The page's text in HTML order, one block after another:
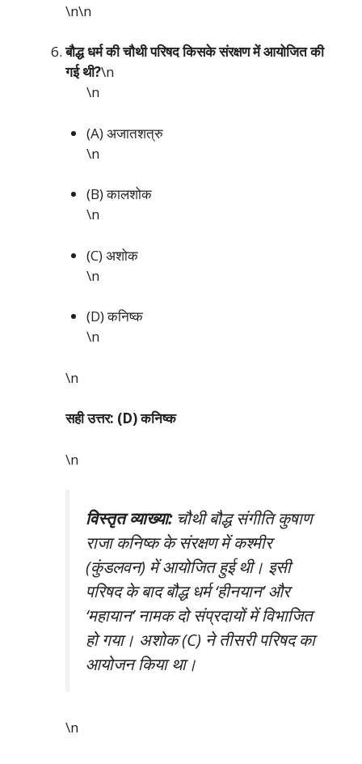
\n\n
बौद्ध धर्म की चौथी परिषद किसके संरक्षण में आयोजित की
गई थी?\n
\n
(A) अजातशत्रु
\n
(B) कालशोक
\n
(C) अशोक
\n
(D) कनिष्क
\n
\n
सही उत्तर: (D) कनिष्क
\n
विस्तृत व्याख्या:चौथी बौद्ध संगीति कुषाण
राजा कनिष्क के संरक्षण में कश्मीर
(कुंडलवन) में आयोजित हुई थी। इसी
परिषद के बाद बौद्ध धर्म ‘हीनयान’ और
‘महायान’ नामक दो संप्रदायों में विभाजित
हो गया। अशोक (C) ने तीसरी परिषद का
आयोजन किया था।
\n